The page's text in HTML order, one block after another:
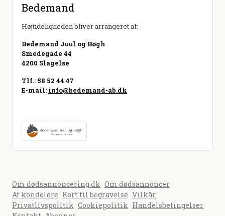
Bedemand
Højtideligheden bliver arrangeret af:
Bedemand Juul og Bøgh
Smedegade 44
4200 Slagelse
Tlf.: 58 52 44 47
E-mail: info@bedemand-ab.dk
Om dødsannoncering.dk Om dødsannoncer
At kondolere Kort til begravelse Vilkår
Privatlivspolitik Cookiepolitik Handelsbetingelser